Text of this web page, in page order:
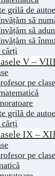
grilă de
să
să
să
cărți
V –
pe clase
grilă de
cărți
IX –
pe clase